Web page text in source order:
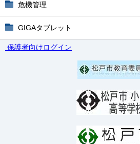
危機管理
GIGAタブレット
保護者向けログイン